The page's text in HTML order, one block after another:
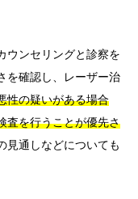
ウンセリングと診察を
を確認し、レーザー治
性の疑いがある場合
査を行うことが優先さ
見通しなどについても